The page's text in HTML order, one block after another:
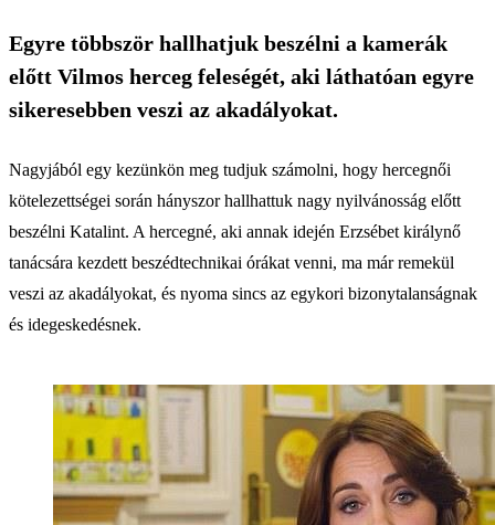
Egyre többször hallhatjuk beszélni a kamerák
előtt Vilmos herceg feleségét, aki láthatóan egyre
sikeresebben veszi az akadályokat.
Nagyjából egy kezünkön meg tudjuk számolni, hogy hercegnői
kötelezettségei során hányszor hallhattuk nagy nyilvánosság előtt
beszélni Katalint. A hercegné, aki annak idején Erzsébet királynő
tanácsára kezdett beszédtechnikai órákat venni, ma már remekül
veszi az akadályokat, és nyoma sincs az egykori bizonytalanságnak
és idegeskedésnek.